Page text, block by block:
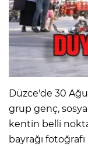
Düzce'de 30
grup genç,
kentin belli
bayrağı